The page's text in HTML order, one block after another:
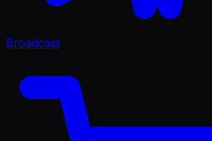
Broadcast